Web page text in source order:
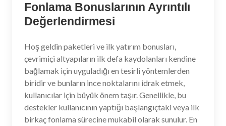
Fonlama Bonuslarının Ayrıntılı
Değerlendirmesi
Hoş geldin paketleri ve ilk yatırım bonusları,
çevrimiçi altyapıların ilk defa kaydolanları kendine
bağlamak için uyguladığı en tesirli yöntemlerden
biridir ve bunların ince noktalarını idrak etmek,
kullanıcılar için büyük önem taşır. Genellikle, bu
destekler kullanıcının yaptığı başlangıçtaki veya ilk
birkaç fonlama sürecine mukabil olarak sunulur. En